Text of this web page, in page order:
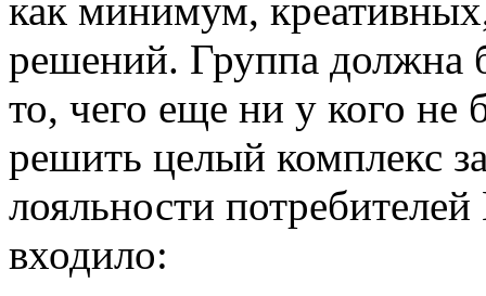
как минимум,
решений. Группа должна
то, чего еще ни у кого не
решить целый комплекс
лояльности
входило: